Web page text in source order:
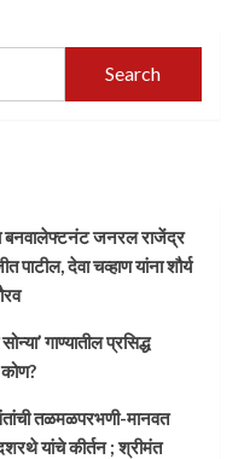
Search
बनवालेफ्टनंट जनरल राजेंद्र
देवा चव्हाण यांना शौर्य
गाण्यातील प्रसिद्ध
तळमळपरभणी-मानवत
यांचे कीर्तन ; श्रीमंत